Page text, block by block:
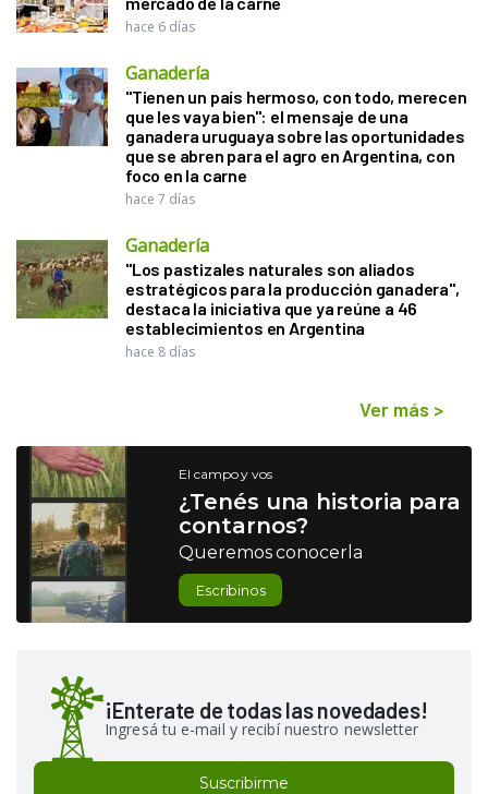
hace 6 días
Ganadería
"Tienen un país hermoso, con todo, merecen
que les vaya bien": el mensaje de una
ganadera uruguaya sobre las oportunidades
que se abren para el agro en Argentina, con
foco en la carne
hace 7 días
Ganadería
"Los pastizales naturales son aliados
estratégicos para la producción ganadera",
destaca la iniciativa que ya reúne a 46
establecimientos en Argentina
hace 8 días
Ver más >
El campo y vos
¿Tenés una historia para
contarnos?
Queremos conocerla
Escribinos
¡Enterate de todas las novedades!
Ingresá tu e-mail y recibí nuestro newsletter
Suscribirme